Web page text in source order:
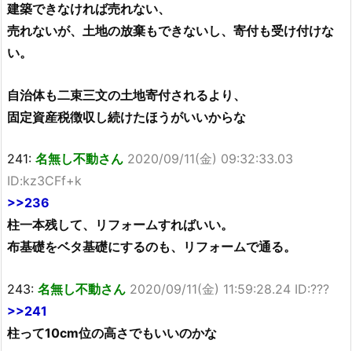
建築できなければ売れない、
売れないが、土地の放棄もできないし、寄付も受け付けな
い。
自治体も二束三文の土地寄付されるより、
固定資産税徴収し続けたほうがいいからな
241: 名無し不動さん 2020/09/11(金) 09:32:33.03
ID:kz3CFf+k
>>236
柱一本残して、リフォームすればいい。
布基礎をベタ基礎にするのも、リフォームで通る。
243: 名無し不動さん 2020/09/11(金) 11:59:28.24 ID:???
>>241
柱って10cm位の高さでもいいのかな